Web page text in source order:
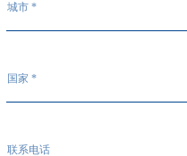
城市 *
国家 *
联系电话